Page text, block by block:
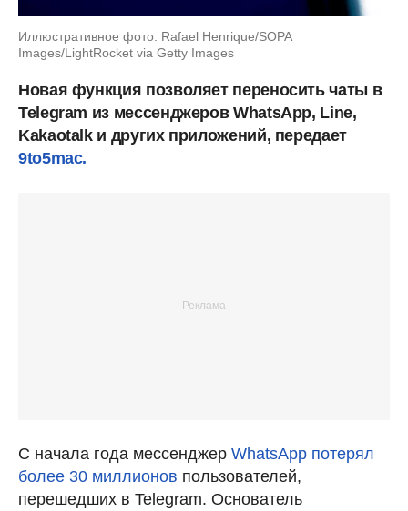
Иллюстративное фото: Rafael Henrique/SOPA
Images/LightRocket via Getty Images
Новая функция позволяет переносить чаты в
Telegram из мессенджеров WhatsApp, Line,
Kakaotalk и других приложений, передает
9to5mac.
С начала года мессенджер WhatsApp потерял
более 30 миллионов пользователей,
перешедших в Telegram. Основатель